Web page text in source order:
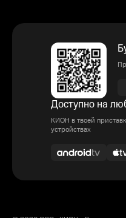
Доступно на
КИОН в твоей
устройствах